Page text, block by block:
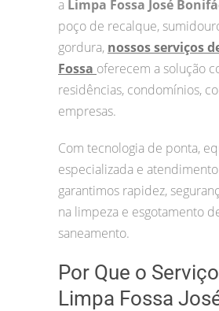
a Limpa Fossa José
poço de recalque,
gordura, nossos serviços
Fossa oferecem a solução
residências, condomínios,
empresas.
Com tecnologia de ponta,
especializada e
garantimos rapidez,
na limpeza e esgotamento
saneamento.
Por Que o
Limpa Fossa